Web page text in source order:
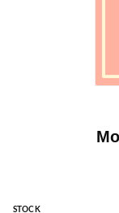
STOCK